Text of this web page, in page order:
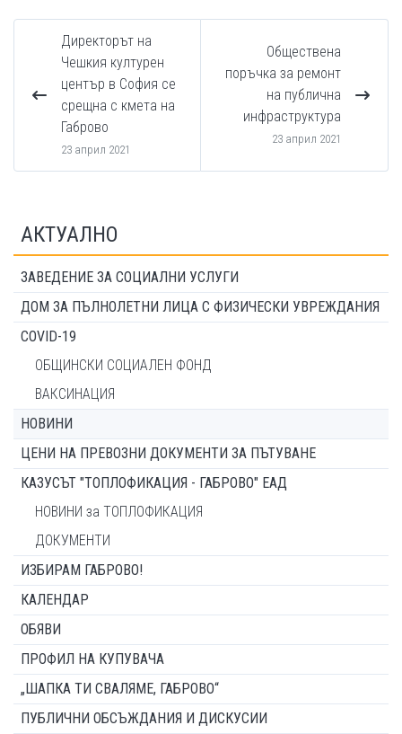
Директорът на
Чешкия културен
център в София се
срещна с кмета на
Габрово
23 април 2021
Обществена
поръчка за ремонт
на публична
инфраструктура
23 април 2021
АКТУАЛНО
ЗАВЕДЕНИЕ ЗА СОЦИАЛНИ УСЛУГИ
ДОМ ЗА ПЪЛНОЛЕТНИ ЛИЦА С ФИЗИЧЕСКИ УВРЕЖДАНИЯ
COVID-19
ОБЩИНСКИ СОЦИАЛЕН ФОНД
ВАКСИНАЦИЯ
НОВИНИ
ЦЕНИ НА ПРЕВОЗНИ ДОКУМЕНТИ ЗА ПЪТУВАНЕ
КАЗУСЪТ "ТОПЛОФИКАЦИЯ - ГАБРОВО" ЕАД
НОВИНИ за ТОПЛОФИКАЦИЯ
ДОКУМЕНТИ
ИЗБИРАМ ГАБРОВО!
КАЛЕНДАР
ОБЯВИ
ПРОФИЛ НА КУПУВАЧА
„ШАПКА ТИ СВАЛЯМЕ, ГАБРОВО“
ПУБЛИЧНИ ОБСЪЖДАНИЯ И ДИСКУСИИ